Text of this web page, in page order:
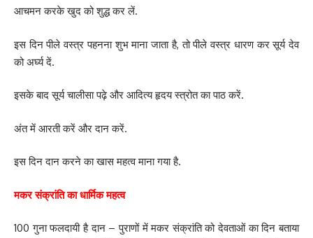
आचमन करके खुद को शुद्ध कर लें.
इस दिन पीले वस्त्र पहनना शुभ माना जाता है, तो पीले वस्त्र धारण कर सूर्य देव
को अर्घ्य दें.
इसके बाद सूर्य चालीसा पढ़े और आदित्य हृदय स्त्रोत का पाठ करें.
अंत में आरती करें और दान करें.
इस दिन दान करने का खास महत्व माना गया है.
मकर संक्रांति का धार्मिक महत्व
100 गुना फलदायी है दान – पुराणों में मकर संक्रांति को देवताओं का दिन बताया